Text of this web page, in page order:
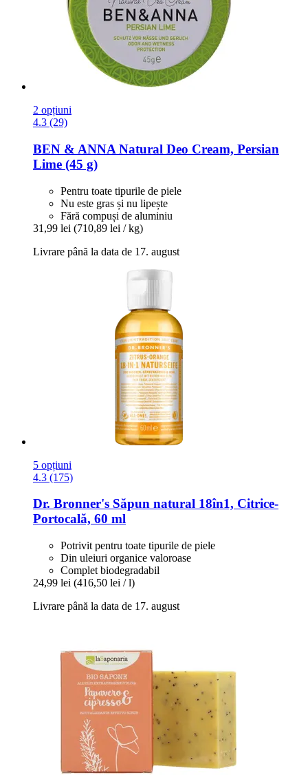
2 opțiuni
4.3 (29)
BEN & ANNA Natural Deo Cream, Persian
Lime (45 g)
Pentru toate tipurile de piele
Nu este gras și nu lipește
Fără compuși de aluminiu
31,99 lei (710,89 lei / kg)
Livrare până la data de 17. august
5 opțiuni
4.3 (175)
Dr. Bronner's Săpun natural 18în1, Citrice-​
Portocală, 60 ml
Potrivit pentru toate tipurile de piele
Din uleiuri organice valoroase
Complet biodegradabil
24,99 lei (416,50 lei / l)
Livrare până la data de 17. august